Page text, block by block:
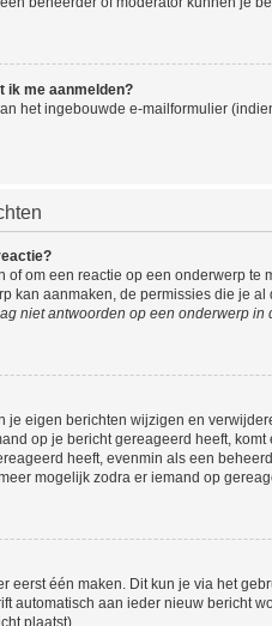
ik me aanmelden?
het ingebouwde e-mailformulier
om een reactie op een onderwerp
kan aanmaken, de permissies die je
niet antwoorden op een onderwerp in
eigen berichten wijzigen en
op je bericht gereageerd heeft,
heeft, evenmin als een
mogelijk zodra er iemand op
eerst één maken. Dit kun je via het
automatisch aan ieder nieuw bericht
plaatst).